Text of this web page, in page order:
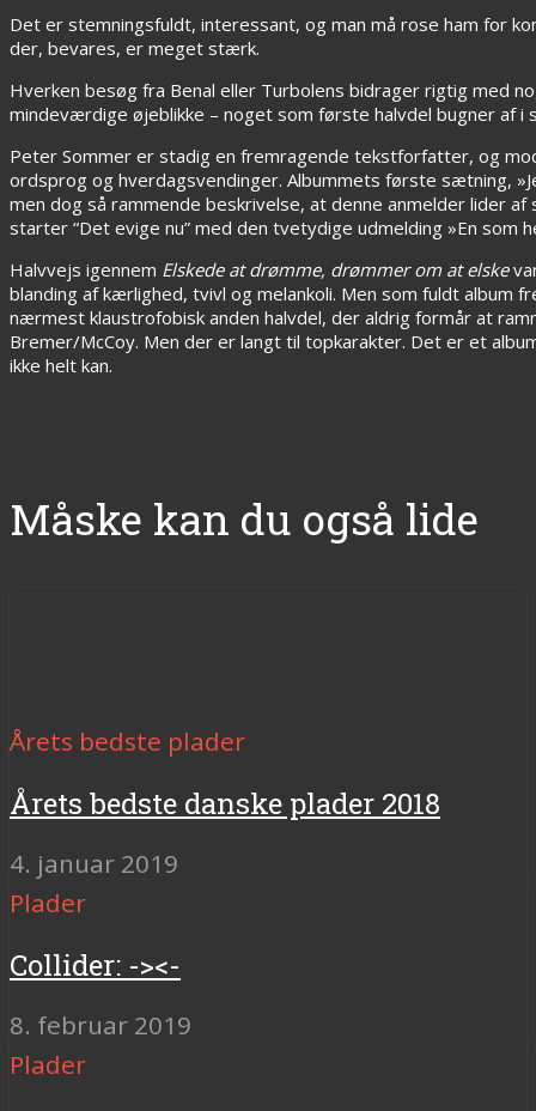
Det er stemningsfuldt, interessant, og man må rose ham for
der, bevares, er meget stærk.
Hverken besøg fra Benal eller Turbolens bidrager rigtig med
mindeværdige øjeblikke – noget som første halvdel bugner af
Peter Sommer er stadig en fremragende tekstforfatter, og
ordsprog og hverdagsvendinger. Albummets første sætning,
men dog så rammende beskrivelse, at denne anmelder lider
starter “Det evige nu” med den tvetydige udmelding »En som
Halvvejs igennem Elskede at drømme, drømmer om at elske
blanding af kærlighed, tvivl og melankoli. Men som fuldt
nærmest klaustrofobisk anden halvdel, der aldrig formår at
Bremer/McCoy. Men der er langt til topkarakter. Det er et
ikke helt kan.
Måske kan du også lide
Årets bedste plader
Årets bedste danske plader 2018
4. januar 2019
Plader
Collider: -><-
8. februar 2019
Plader